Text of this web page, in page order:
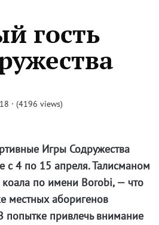
гость
· (4196 views)
Игры Содружества
с 4 по 15 апреля. Талисманом
коала по имени Borobi, — что
местных аборигенов
попытке привлечь внимание